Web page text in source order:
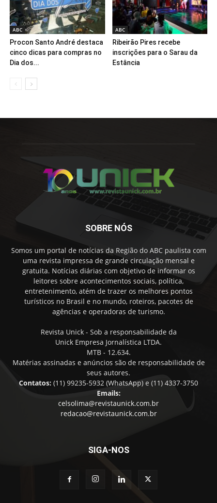
ABC
Procon Santo André destaca
cinco dicas para compras no
Dia dos...
ABC
Ribeirão Pires recebe
inscrições para o Sarau da
Estância
SOBRE NÓS
Somos um portal de notícias da Região do ABC paulista com
uma revista impressa de grande circulação mensal e
gratuita. Notícias diárias com objetivo de informar os
leitores sobre acontecimentos sociais, política,
entretenimento, atém de trazer os melhores pontos
turísticos no Brasil e no mundo, roteiros, pacotes de
agências e operadoras de turismo.
Revista Unick - Sob a responsabilidade da
Unick Empresa Jornalística LTDA.
MTB - 12.634.
Matérias assinadas e anúncios são de responsabilidade de
seus autores.
Contatos: (11) 99235-5932 (WhatsApp) e (11) 4337-3750
Emails:
celsolima@revistaunick.com.br
redacao@revistaunick.com.br
SIGA-NOS